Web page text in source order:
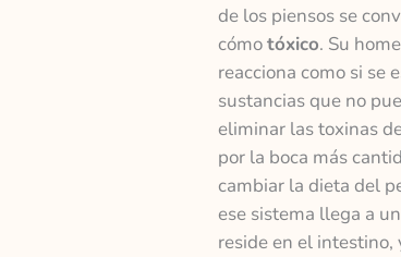
de los piensos se
cómotóxico. Su
reacciona como si se
sustancias que no
eliminar las toxinas
por la boca más
cambiar la dieta del
ese sistema llega a
reside en el intestino,